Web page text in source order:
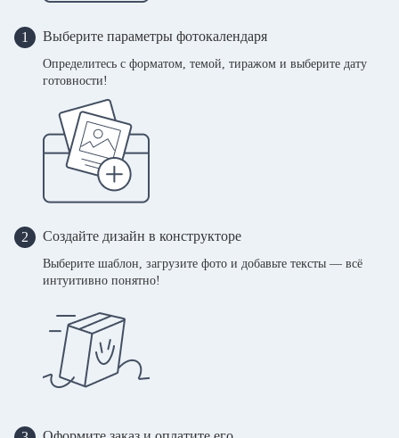
1 Выберите параметры фотокалендаря
Определитесь с форматом, темой, тиражом и выберите дату
готовности!
2 Создайте дизайн в конструкторе
Выберите шаблон, загрузите фото и добавьте тексты — всё
интуитивно понятно!